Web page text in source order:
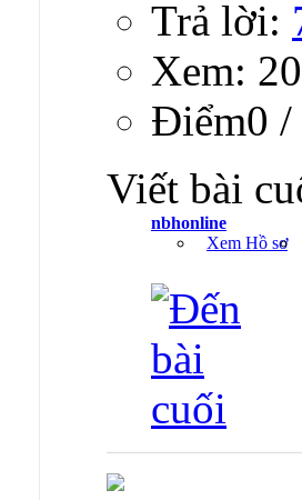
Trả lời:
Xem:
Ðiểm0 /
Viết bài
nbhonline
Xem Hồ sơ